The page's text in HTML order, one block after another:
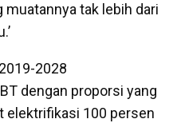
muatannya tak lebih dari
2028
dengan proporsi yang
elektrifikasi 100 persen